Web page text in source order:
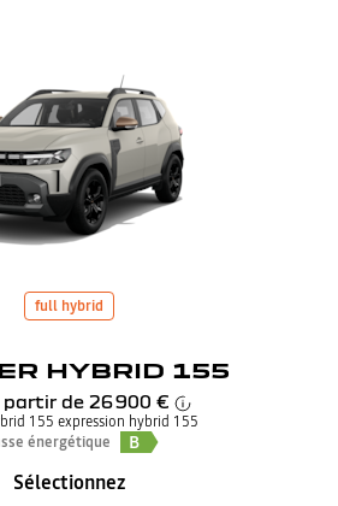
full hybrid
HYBRID 155
partir de 26 900 €
155 expression hybrid 155
énergétique
B
Sélectionnez